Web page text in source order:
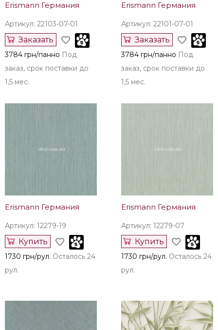
Erismann Германия
Артикул: 22103-07-01
Заказать
3784 грн/панно Под
заказ, срок поставки до
1,5 мес.
Erismann Германия
Артикул: 22101-07-01
Заказать
3784 грн/панно Под
заказ, срок поставки до
1,5 мес.
Erismann Германия
Артикул: 12279-19
Купить
1730 грн/рул. Осталось 24
рул.
Erismann Германия
Артикул: 12279-07
Купить
1730 грн/рул. Осталось 24
рул.